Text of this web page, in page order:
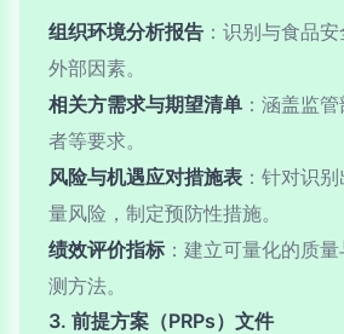
组织环境分析报告 ：识别与食品
外部因素。
相关方需求与期望清单 ：涵盖监
者等要求。
风险与机遇应对措施表 ：针对识
量风险，制定预防性措施。
绩效评价指标 ：建立可量化的质
测方法。
3. 前提方案（PRPs）文件